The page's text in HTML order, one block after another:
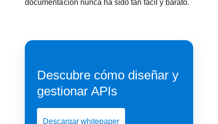
documentación nunca ha sido tan fácil y barato.
Descubre cómo diseñar y
gestionar APIs
Descargar whitepaper